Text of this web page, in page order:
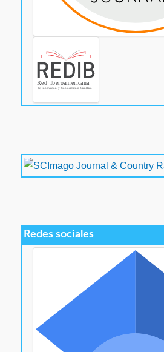
Redes sociales